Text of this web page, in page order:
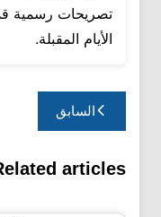
تصريحات رسمية
الأيام المقبلة.
تصفّح
المقالات
السابق
articles